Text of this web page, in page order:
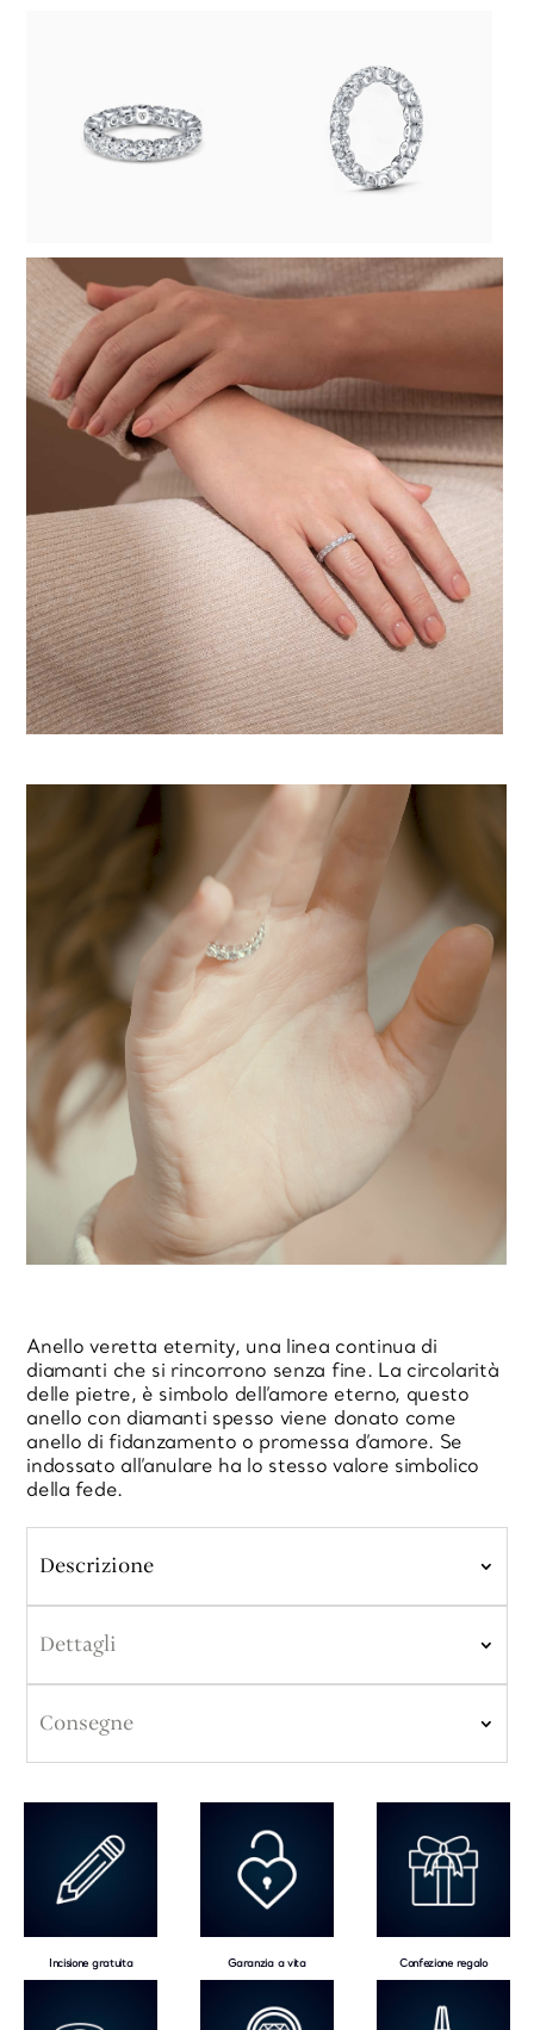
Anello veretta eternity, una linea continua di
diamanti che si rincorrono senza fine. La circolarità
delle pietre, è simbolo dell’amore eterno, questo
anello con diamanti spesso viene donato come
anello di fidanzamento o promessa d’amore. Se
indossato all’anulare ha lo stesso valore simbolico
della fede.
Descrizione
Dettagli
Consegne
Incisione gratuita Garanzia a vita Confezione regalo